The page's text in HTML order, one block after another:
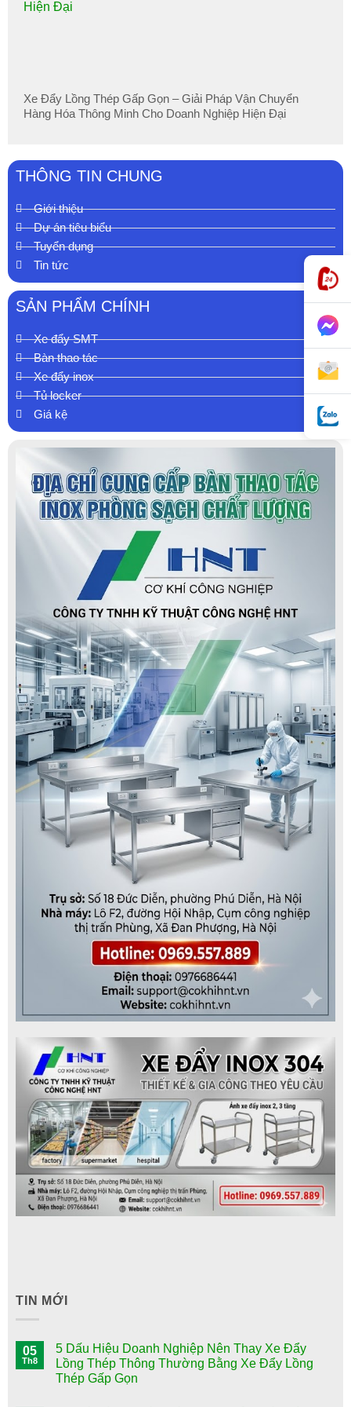
Xe Đẩy Lồng Thép Gấp Gọn – Giải Pháp Vận Chuyển
Hàng Hóa Thông Minh Cho Doanh Nghiệp Hiện Đại
THÔNG TIN CHUNG
Giới thiệu
Dự án tiêu biểu
Tuyển dụng
Tin tức
SẢN PHẨM CHÍNH
Xe đẩy SMT
Bàn thao tác
Xe đẩy inox
Tủ locker
Giá kệ
TIN MỚI
05
Th8
5 Dấu Hiệu Doanh Nghiệp Nên Thay Xe Đẩy
Lồng Thép Thông Thường Bằng Xe Đẩy Lồng
Thép Gấp Gọn